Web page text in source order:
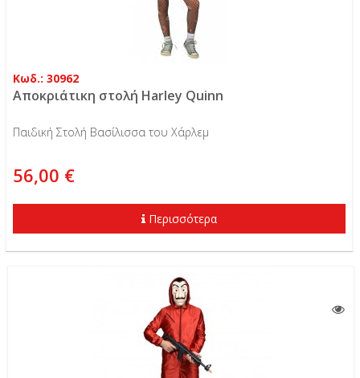
Κωδ.: 30962
Αποκριάτικη στολή Harley Quinn
Παιδική Στολή Βασίλισσα του Χάρλεμ
56,00 €
Περισσότερα